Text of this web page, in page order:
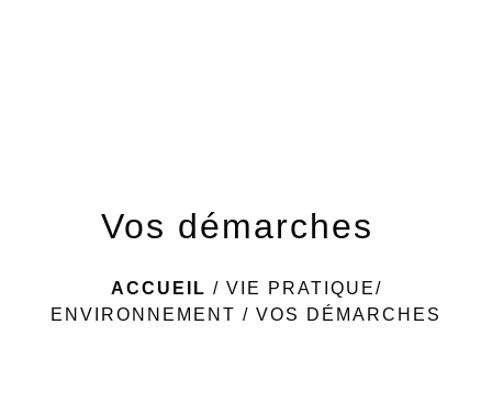
Vos démarches
ACCUEIL / VIE PRATIQUE/
ENVIRONNEMENT / VOS DÉMARCHES